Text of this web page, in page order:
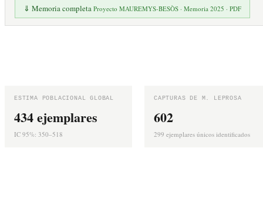
⇓ Memoria completa Proyecto MAUREMYS-BESÒS · Memoria 2025 · PDF
ESTIMA POBLACIONAL GLOBAL
434 ejemplares
IC 95%: 350–518
CAPTURAS DE M. LEPROSA
602
299 ejemplares únicos identificados